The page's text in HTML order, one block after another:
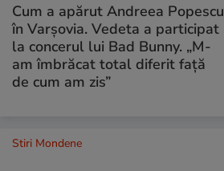
Cum a apărut Andreea Popescu
în Varșovia. Vedeta a participat
la concerul lui Bad Bunny. „M-
am îmbrăcat total diferit față
de cum am zis”
Stiri Mondene